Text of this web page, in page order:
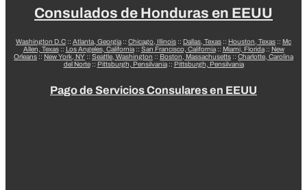
Consulados de Honduras en EEUU
Washington D.C :: Atlanta, Georgia :: Chicago, Illinois :: Dallas, Texas :: Houston, Texas :: Mc
Allen, Texas:: Los Angeles, California:: San Francisco, California:: Miami, Florida:: New
Orleans :: New York, NY :: Seattle, Washington :: Boston, Massachusetts :: Charlotte, Carolina
del Norte:: Pittsburgh, Pensilvania:: Pittsburgh, Pensilvania
Pago de Servicios Consulares en EEUU